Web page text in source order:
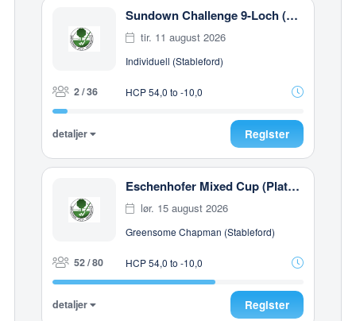
Sundown Challenge 9-Loch (Gut Häusern)
tir. 11 august 2026
Individuell (Stableford)
2 / 36 HCP 54,0 to -10,0
detaljer Register
Eschenhofer Mixed Cup (Platz Eschenhof)
lør. 15 august 2026
Greensome Chapman (Stableford)
52 / 80 HCP 54,0 to -10,0
detaljer Register